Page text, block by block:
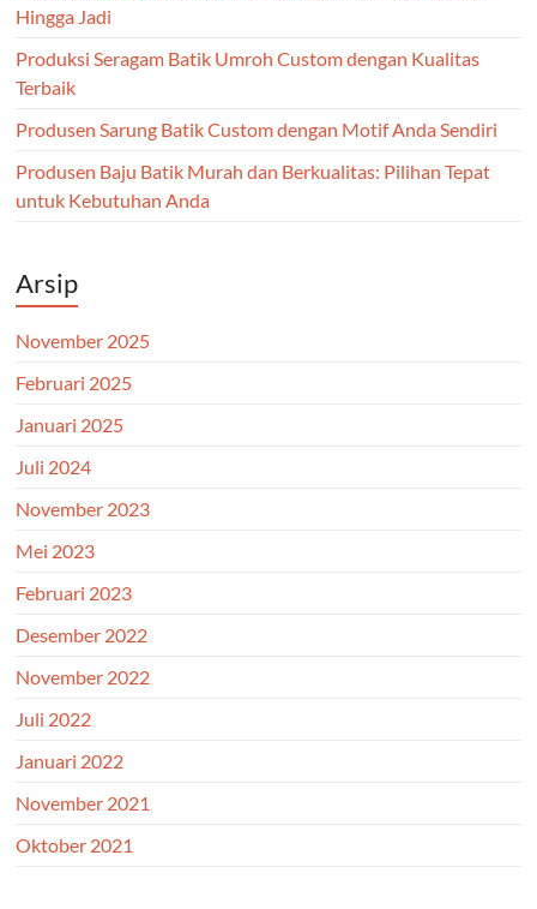
Hingga Jadi
Produksi Seragam Batik Umroh Custom dengan Kualitas
Terbaik
Produsen Sarung Batik Custom dengan Motif Anda Sendiri
Produsen Baju Batik Murah dan Berkualitas: Pilihan Tepat
untuk Kebutuhan Anda
Arsip
November 2025
Februari 2025
Januari 2025
Juli 2024
November 2023
Mei 2023
Februari 2023
Desember 2022
November 2022
Juli 2022
Januari 2022
November 2021
Oktober 2021